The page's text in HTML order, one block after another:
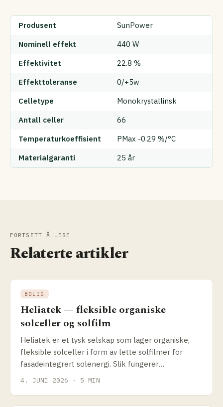
Produsent
SunPower
Nominell effekt
440 W
Effektivitet
22.8 %
Effekttoleranse
0/+5w
Celletype
Monokrystallinsk
Antall celler
66
Temperaturkoeffisient
PMax -0.29 %/°C
Materialgaranti
25 år
FORTSETT Å LESE
Relaterte artikler
BOLIG
Heliatek — fleksible organiske
solceller og solfilm
Heliatek er et tysk selskap som lager organiske,
fleksible solceller i form av lette solfilmer for
fasadeintegrert solenergi. Slik fungerer
teknologien, og hva passer den til.
4. JUNI 2026 · 5 MIN